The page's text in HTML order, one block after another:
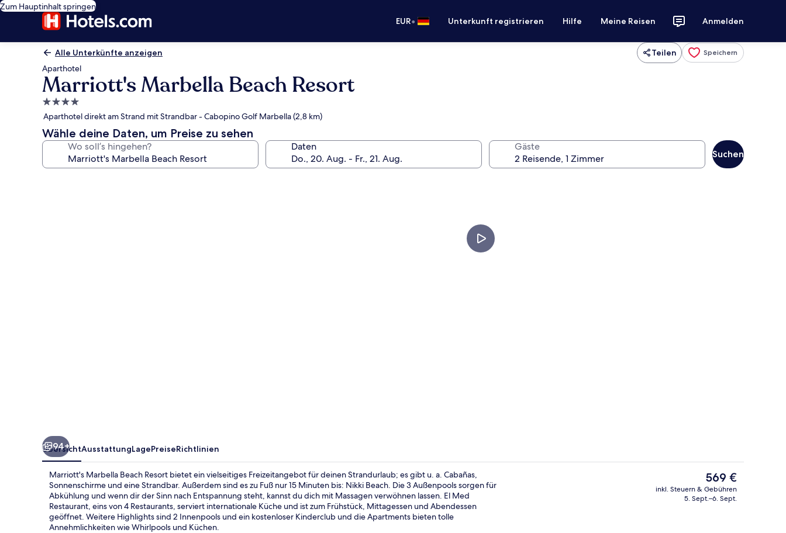
Zum Hauptinhalt springen
EUR• Unterkunft registrieren Hilfe Meine Reisen Anmelden
Alle Unterkünfte anzeigen Teilen Speichern
Aparthotel
Marriott's Marbella Beach Resort
4.0-
Sterne-
Unterkunft
Aparthotel direkt am Strand mit Strandbar - Cabopino Golf Marbella (2,8 km)
Wähle deine Daten, um Preise zu sehen
Wo soll’s hingehen? Daten Gäste
Suchen
Außenbereich
94+
ÜbersichtAusstattungLagePreiseRichtlinien
Marriott's Marbella Beach Resort bietet ein vielseitiges Freizeitangebot für deinen Strandurlaub; es gibt u. a. Cabañas,
Sonnenschirme und eine Strandbar. Außerdem sind es zu Fuß nur 15 Minuten bis: Nikki Beach. Die 3 Außenpools sorgen für
Abkühlung und wenn dir der Sinn nach Entspannung steht, kannst du dich mit Massagen verwöhnen lassen. El Med
Restaurant, eins von 4 Restaurants, serviert internationale Küche und ist zum Frühstück, Mittagessen und Abendessen
geöffnet. Weitere Highlights sind 2 Innenpools und ein kostenloser Kinderclub und die Apartments bieten tolle
Annehmlichkeiten wie Whirlpools und Küchen.
Der
aktuelle
Preis
569 €
inkl. Steuern & Gebühren
5. Sept.–6. Sept.